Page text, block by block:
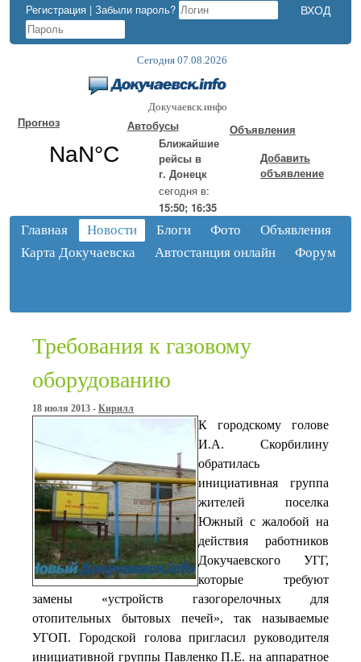
Регистрация | Забыли пароль?
Сегодня 07.08.2026
Докучаевск.инфо
Прогноз
Автобусы
Ближайшие
рейсы в
г. Донецк
сегодня в:
15:50; 16:35
Объявления
Добавить
объявление
Главная Новости Блоги Фото
Объявления
Карта Докучаевска
Автостанция онлайн Форум
Требования к газовому
оборудованию
18 июля 2013 - Кирилл
К городскому голове
И.А. Скорбилину
обратилась
инициативная группа
жителей поселка
Южный с жалобой на
действия работников
Докучаевского УГГ,
которые требуют
замены «устройств газогорелочных для
отопительных бытовых печей», так называемые
УГОП. Городской голова пригласил руководителя
инициативной группы Павленко П.Е. на аппаратное